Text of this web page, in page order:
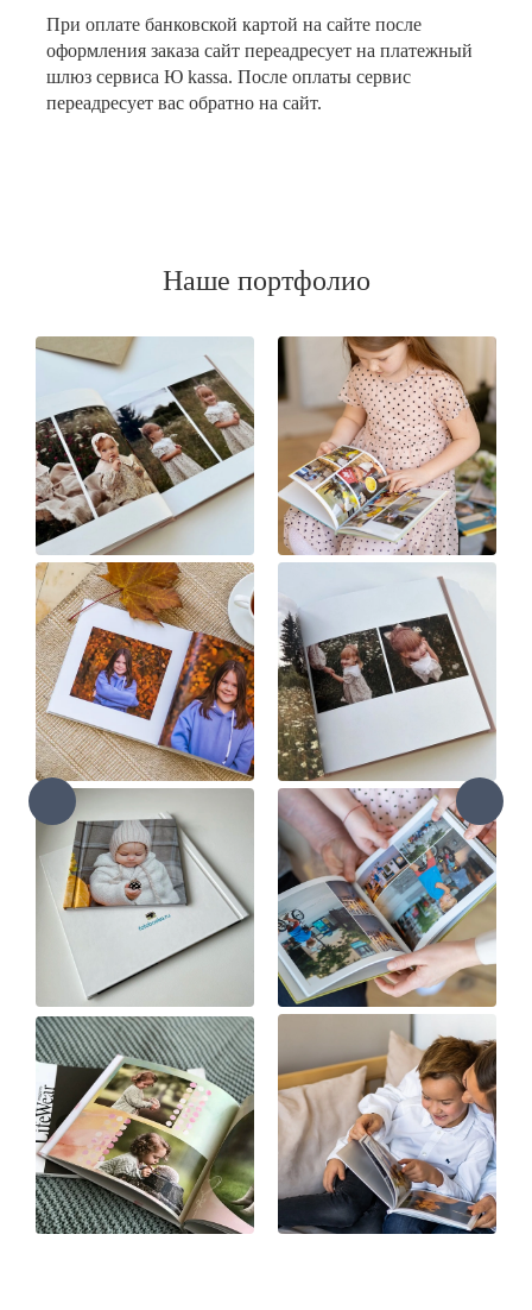
При оплате банковской картой на сайте после
оформления заказа сайт переадресует на платежный
шлюз сервиса Ю kassa. После оплаты сервис
переадресует вас обратно на сайт.
Наше портфолио